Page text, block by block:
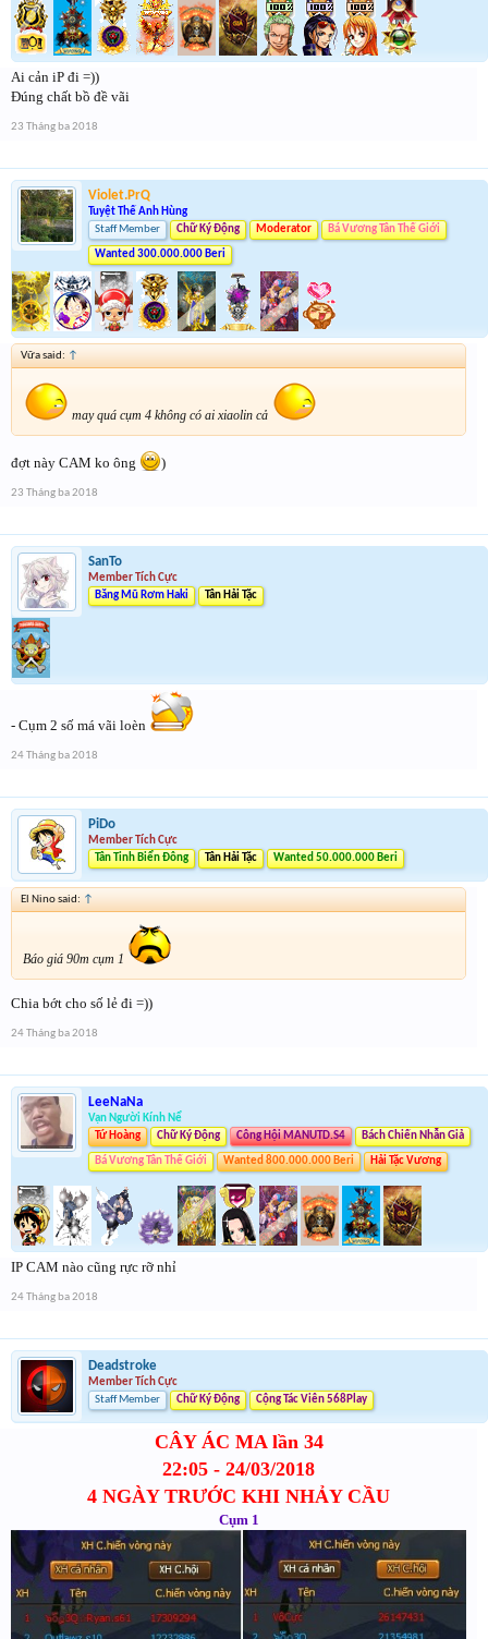
Ai cản iP đi =))
Đúng chất bồ đề vãi
23 Tháng ba 2018
Violet.PrQ
Tuyệt Thế Anh Hùng
Staff Member
Chữ Ký Động Moderator Bá Vương Tân Thế Giới
Wanted 300.000.000 Beri
Vữa said: ↑
may quá cụm 4 không có ai xiaolin cả
đợt này CAM ko ông )
23 Tháng ba 2018
SanTo
Member Tích Cực
Băng Mũ Rơm Haki
Tân Hải Tặc
- Cụm 2 số má vãi loèn
24 Tháng ba 2018
PiDo
Member Tích Cực
Tân Tinh Biển Đông
Tân Hải Tặc Wanted 50.000.000 Beri
El Nino said: ↑
Báo giá 90m cụm 1
Chia bớt cho số lẻ đi =))
24 Tháng ba 2018
LeeNaNa
Vạn Người Kính Nể
Tứ Hoàng
Chữ Ký Động Công Hội MANUTD.S4 Bách Chiến Nhẫn Giả
Bá Vương Tân Thế Giới Wanted 800.000.000 Beri Hải Tặc Vương
IP CAM nào cũng rực rỡ nhỉ
24 Tháng ba 2018
Deadstroke
Member Tích Cực
Staff Member
Chữ Ký Động Cộng Tác Viên 568Play
CÂY ÁC MA lần 34
22:05 - 24/03/2018
4 NGÀY TRƯỚC KHI NHẢY CẦU
Cụm 1